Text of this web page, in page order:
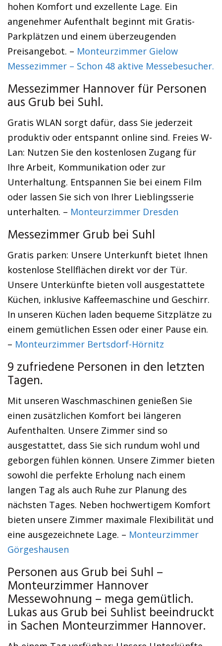
hohen Komfort und exzellente Lage. Ein
angenehmer Aufenthalt beginnt mit Gratis-
Parkplätzen und einem überzeugenden
Preisangebot. – Monteurzimmer Gielow
Messezimmer – Schon 48 aktive Messebesucher.
Messezimmer Hannover für Personen
aus Grub bei Suhl.
Gratis WLAN sorgt dafür, dass Sie jederzeit
produktiv oder entspannt online sind. Freies W-
Lan: Nutzen Sie den kostenlosen Zugang für
Ihre Arbeit, Kommunikation oder zur
Unterhaltung. Entspannen Sie bei einem Film
oder lassen Sie sich von Ihrer Lieblingsserie
unterhalten. – Monteurzimmer Dresden
Messezimmer Grub bei Suhl
Gratis parken: Unsere Unterkunft bietet Ihnen
kostenlose Stellflächen direkt vor der Tür.
Unsere Unterkünfte bieten voll ausgestattete
Küchen, inklusive Kaffeemaschine und Geschirr.
In unseren Küchen laden bequeme Sitzplätze zu
einem gemütlichen Essen oder einer Pause ein.
– Monteurzimmer Bertsdorf-Hörnitz
9 zufriedene Personen in den letzten
Tagen.
Mit unseren Waschmaschinen genießen Sie
einen zusätzlichen Komfort bei längeren
Aufenthalten. Unsere Zimmer sind so
ausgestattet, dass Sie sich rundum wohl und
geborgen fühlen können. Unsere Zimmer bieten
sowohl die perfekte Erholung nach einem
langen Tag als auch Ruhe zur Planung des
nächsten Tages. Neben hochwertigem Komfort
bieten unsere Zimmer maximale Flexibilität und
eine ausgezeichnete Lage. – Monteurzimmer
Görgeshausen
Personen aus Grub bei Suhl –
Monteurzimmer Hannover
Messewohnung – mega gemütlich.
Lukas aus Grub bei Suhlist beeindruckt
in Sachen Monteurzimmer Hannover.